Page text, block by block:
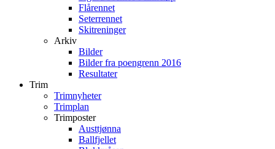
Flårennet
Seterrennet
Skitreninger
Arkiv
Bilder
Bilder fra poengrenn 2016
Resultater
Trim
Trimnyheter
Trimplan
Trimposter
Austtjønna
Ballfjellet